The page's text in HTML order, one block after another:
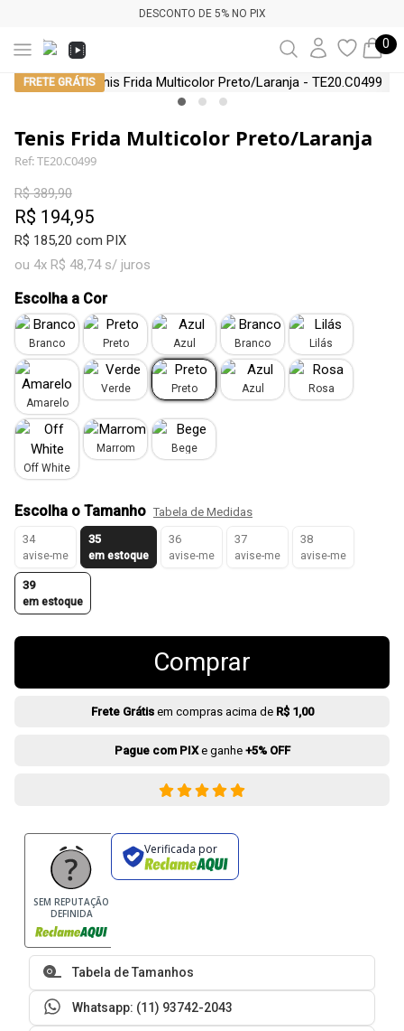
DESCONTO DE 5% NO PIX
0
FRETE GRÁTIS
Tenis Frida Multicolor Preto/Laranja
Ref: TE20.C0499
R$ 389,90
R$ 194,95
R$ 185,20 com PIX
ou 4x R$ 48,74 s/ juros
Escolha a Cor
Branco Preto Azul Branco Lilás
Amarelo
Verde Preto Azul Rosa
Off White
Marrom Bege
Escolha o Tamanho Tabela de Medidas
34
avise-me
35
em estoque
36
avise-me
37
avise-me
38
avise-me
39
em estoque
Comprar
Frete Grátisem compras acima de R$ 1,00
Pague com PIXe ganhe +5% OFF
SEM REPUTAÇÃO
DEFINIDA
Verificada por
Tabela de Tamanhos
Whatsapp: (11) 93742-2043